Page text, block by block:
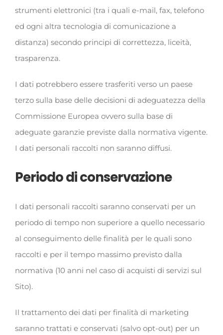
strumenti elettronici (tra i quali e-mail, fax, telefono
ed ogni altra tecnologia di comunicazione a
distanza) secondo principi di correttezza, liceità,
trasparenza.
I dati potrebbero essere trasferiti verso un paese
terzo sulla base delle decisioni di adeguatezza della
Commissione Europea ovvero sulla base di
adeguate garanzie previste dalla normativa vigente.
I dati personali raccolti non saranno diffusi.
Periodo di conservazione
I dati personali raccolti saranno conservati per un
periodo di tempo non superiore a quello necessario
al conseguimento delle finalità per le quali sono
raccolti e per il tempo massimo previsto dalla
normativa (10 anni nel caso di acquisti di servizi sul
Sito).
Il trattamento dei dati per finalità di marketing
saranno trattati e conservati (salvo opt-out) per un